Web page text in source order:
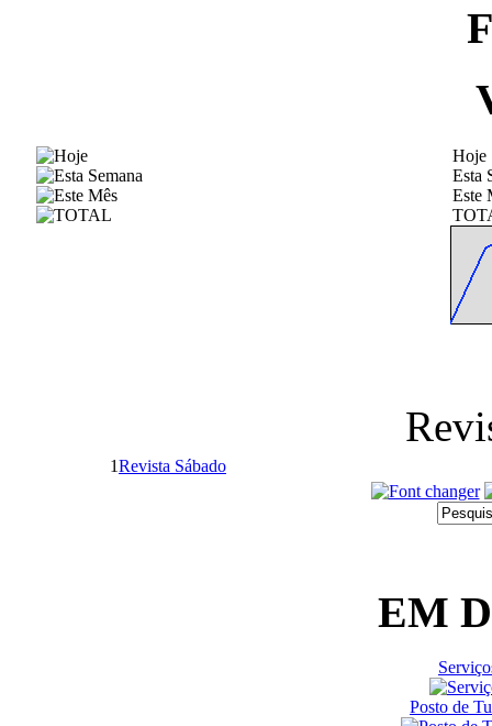
Hoje
Esta
Este
1Revista Sábado
EM
Posto de